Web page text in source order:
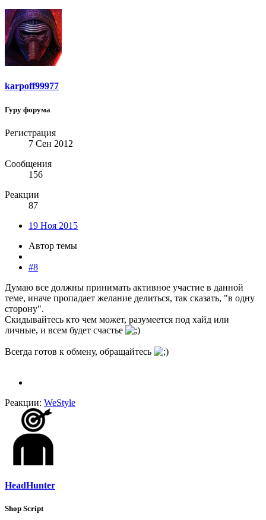
karpoff99977
Гуру форума
Регистрация
7 Сен 2012
Сообщения
156
Реакции
87
19 Ноя 2015
Автор темы
#8
Думаю все должны принимать активное участие в данной
теме, иначе пропадает желание делиться, так сказать, "в одну
сторону".
Скидывайтесь кто чем может, разумеется под хайд или
личные, и всем будет счастье
Всегда готов к обмену, обращайтесь
Реакции: WeStyle
HeadHunter
Shop Script